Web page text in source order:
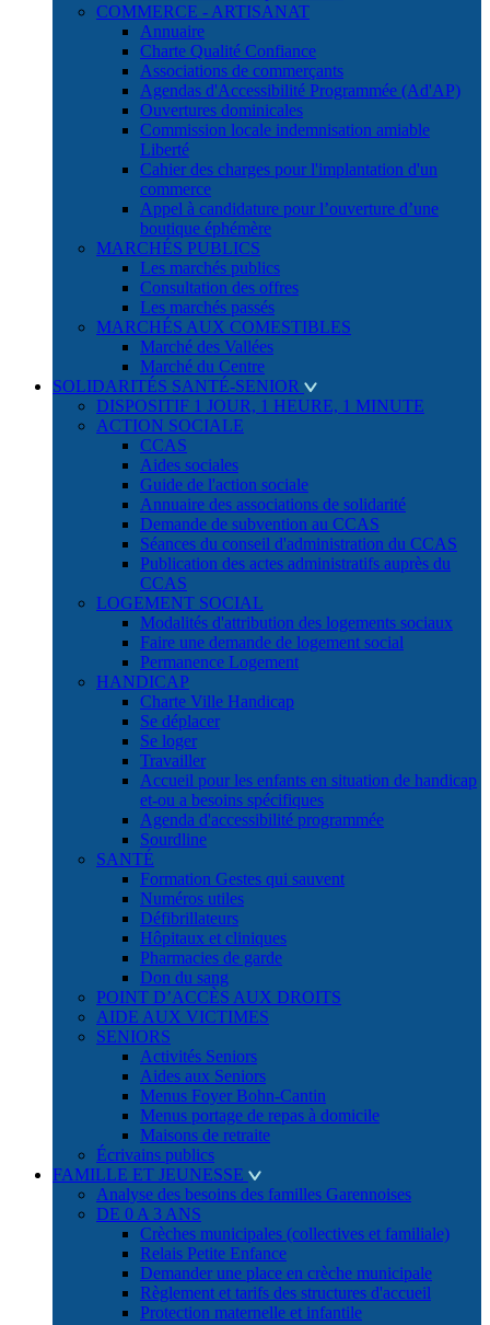
COMMERCE - ARTISANAT
Annuaire
Charte Qualité Confiance
Associations de commerçants
Agendas d'Accessibilité Programmée (Ad'AP)
Ouvertures dominicales
Commission locale indemnisation amiable
Liberté
Cahier des charges pour l'implantation d'un
commerce
Appel à candidature pour l’ouverture d’une
boutique éphémère
MARCHÉS PUBLICS
Les marchés publics
Consultation des offres
Les marchés passés
MARCHÉS AUX COMESTIBLES
Marché des Vallées
Marché du Centre
SOLIDARITÉS SANTÉ-SENIOR
DISPOSITIF 1 JOUR, 1 HEURE, 1 MINUTE
ACTION SOCIALE
CCAS
Aides sociales
Guide de l'action sociale
Annuaire des associations de solidarité
Demande de subvention au CCAS
Séances du conseil d'administration du CCAS
Publication des actes administratifs auprès du
CCAS
LOGEMENT SOCIAL
Modalités d'attribution des logements sociaux
Faire une demande de logement social
Permanence Logement
HANDICAP
Charte Ville Handicap
Se déplacer
Se loger
Travailler
Accueil pour les enfants en situation de handicap
et-ou a besoins spécifiques
Agenda d'accessibilité programmée
Sourdline
SANTÉ
Formation Gestes qui sauvent
Numéros utiles
Défibrillateurs
Hôpitaux et cliniques
Pharmacies de garde
Don du sang
POINT D’ACCÈS AUX DROITS
AIDE AUX VICTIMES
SENIORS
Activités Seniors
Aides aux Seniors
Menus Foyer Bohn-Cantin
Menus portage de repas à domicile
Maisons de retraite
Écrivains publics
FAMILLE ET JEUNESSE
Analyse des besoins des familles Garennoises
DE 0 A 3 ANS
Crèches municipales (collectives et familiale)
Relais Petite Enfance
Demander une place en crèche municipale
Règlement et tarifs des structures d'accueil
Protection maternelle et infantile